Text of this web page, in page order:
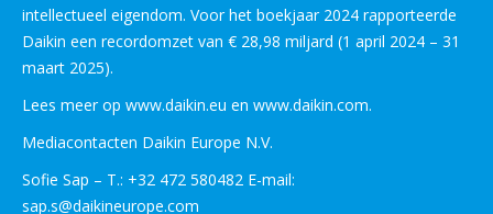
intellectueel eigendom. Voor het boekjaar 2024 rapporteerde
Daikin een recordomzet van € 28,98 miljard (1 april 2024 – 31
maart 2025).
Lees meer op www.daikin.eu en www.daikin.com.
Mediacontacten Daikin Europe N.V.
Sofie Sap – T.: +32 472 580482 E-mail:
sap.s@daikineurope.com